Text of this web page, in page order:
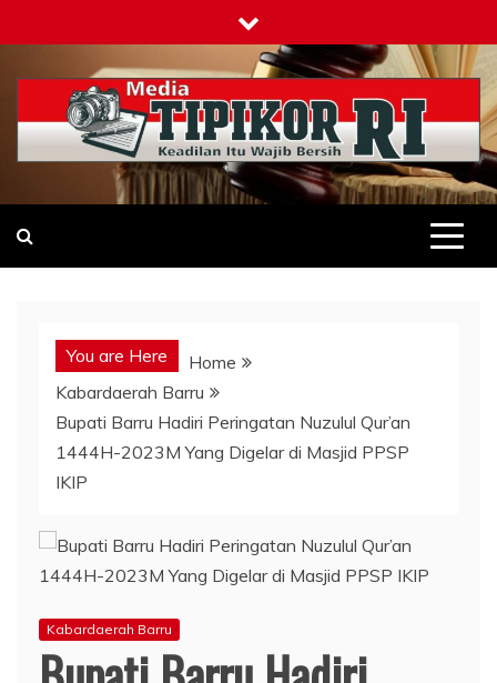
to
content
Tipikor-ri-online.my.id
Keadilan Itu Wajib Bersih
You are Here
Home
Kabardaerah Barru
Bupati Barru Hadiri Peringatan Nuzulul Qur’an
1444H-2023M Yang Digelar di Masjid PPSP
IKIP
Kabardaerah Barru